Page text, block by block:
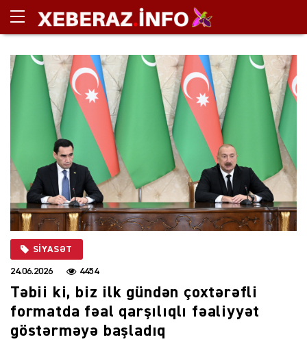
SIYASƏT
24.06.2026 4454
Təbii ki, biz ilk gündən çoxtərəfli
formatda fəal qarşılıqlı fəaliyyət
göstərməyə başladıq